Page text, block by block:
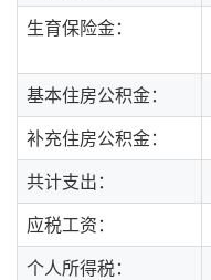
生育保险金：
基本住房公积金：
补充住房公积金：
共计支出：
应税工资：
个人所得税：